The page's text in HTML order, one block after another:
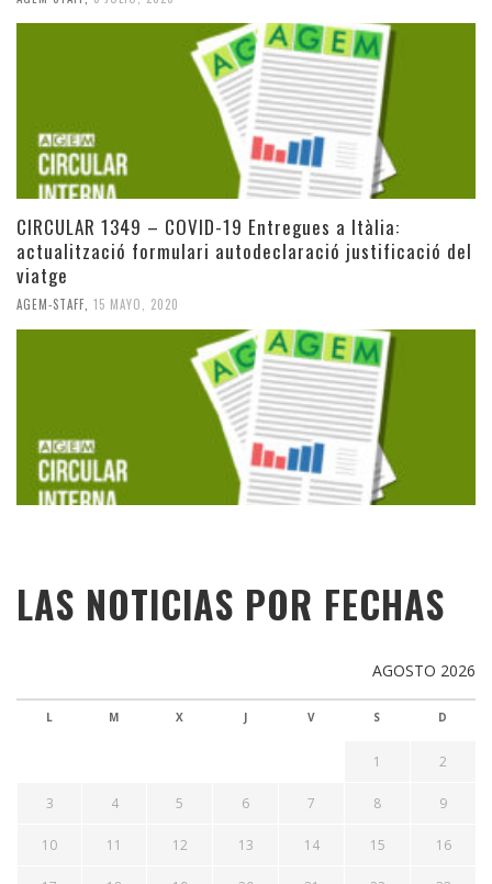
CIRCULAR 1349 – COVID-19 Entregues a Itàlia:
actualització formulari autodeclaració justificació del
viatge
AGEM-STAFF 15 MAYO, 2020
LAS NOTICIAS POR FECHAS
AGOSTO 2026
L M X J V S D
1 2
3 4 5 6 7 8 9
10 11 12 13 14 15 16